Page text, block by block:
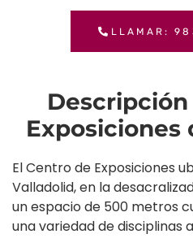
LLAMAR:
Descripción
Exposiciones
El Centro de Exposiciones
Valladolid, en la
un espacio de 500 metros
una variedad de disciplinas